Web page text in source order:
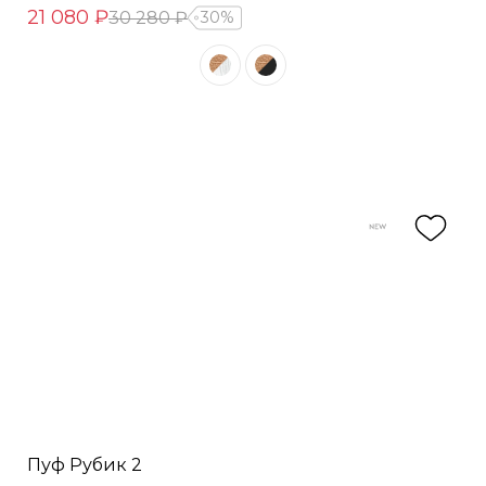
21 080 ₽30 280 ₽ 30%
Пуф Рубик 2